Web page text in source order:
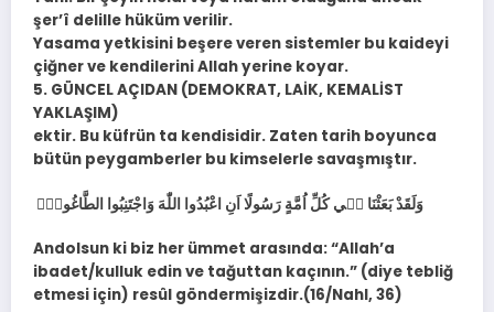
şer’î delille hüküm verilir.
Yasama yetkisini beşere veren sistemler bu kaideyi
çiğner ve kendilerini Allah yerine koyar.
5. GÜNCEL AÇIDAN (DEMOKRAT, LAİK, KEMALİST
YAKLAŞIM)
ektir. Bu küfrün ta kendisidir. Zaten tarih boyunca
bütün peygamberler bu kimselerle savaşmıştır.
Andolsun ki biz her ümmet arasında: “Allah’a
ibadet/kulluk edin ve tağuttan kaçının.” (diye tebliğ
etmesi için) resûl göndermişizdir.(16/Nahl, 36)